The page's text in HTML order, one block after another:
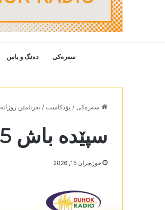
سەرەکی دەنگ و باس
سەرەکی / پۆدکاست / بەرنامێن روژانە
سپێدە باش 15-6-2026
حوزه‌یران 15, 2026